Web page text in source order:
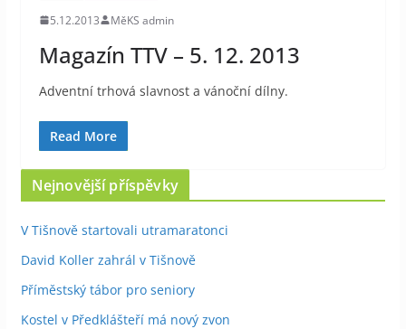
5.12.2013 MěKS admin
Magazín TTV – 5. 12. 2013
Adventní trhová slavnost a vánoční dílny.
Read More
Nejnovější příspěvky
V Tišnově startovali utramaratonci
David Koller zahrál v Tišnově
Příměstský tábor pro seniory
Kostel v Předklášteří má nový zvon